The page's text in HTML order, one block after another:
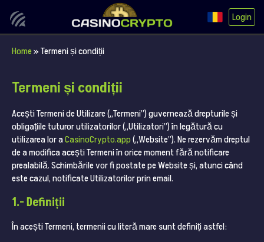
Login
Home»Termeni și condiții
Termeni și condiții
Acești Termeni de Utilizare („Termeni”) guvernează drepturile și
obligațiile tuturor utilizatorilor („Utilizatori”) în legătură cu
utilizarea lor aCasinoCrypto.app(„Website”). Ne rezervăm dreptul
de a modifica acești Termeni în orice moment fără notificare
prealabilă. Schimbările vor fi postate pe Website și, atunci când
este cazul, notificate Utilizatorilor prin email.
1.- Definiții
În acești Termeni, termenii cu literă mare sunt definiți astfel: